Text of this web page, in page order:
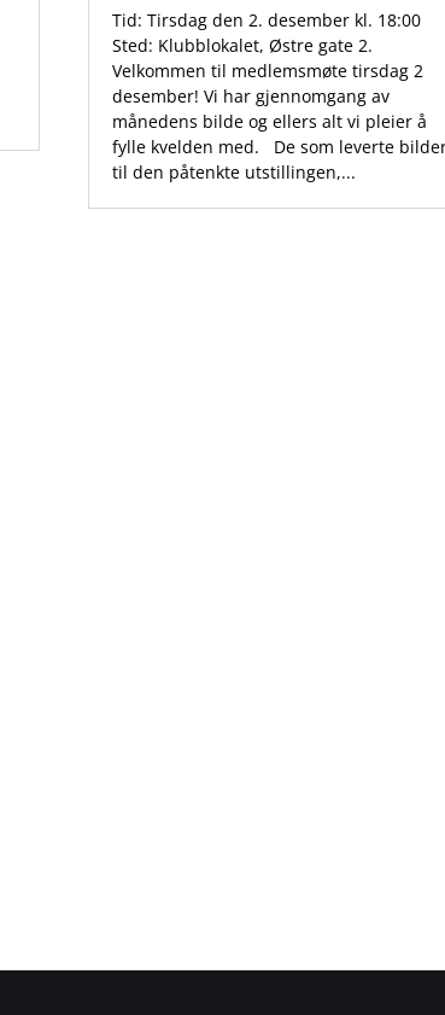
Tid: Tirsdag den 2. desember kl. 18:00
Sted: Klubblokalet, Østre gate 2.
Velkommen til medlemsmøte tirsdag 2
desember! Vi har gjennomgang av
månedens bilde og ellers alt vi pleier å
fylle kvelden med. De som leverte
til den påtenkte utstillingen,...